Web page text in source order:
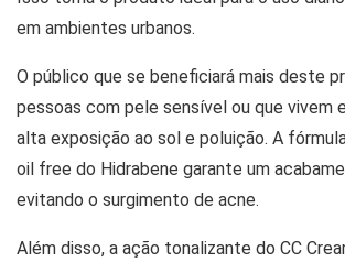
em ambientes urbanos.
O público que se beneficiará mais deste
pessoas com pele sensível ou que vivem
alta exposição ao sol e poluição. A
oil free do Hidrabene garante um
evitando o surgimento de acne.
Além disso, a ação tonalizante do CC